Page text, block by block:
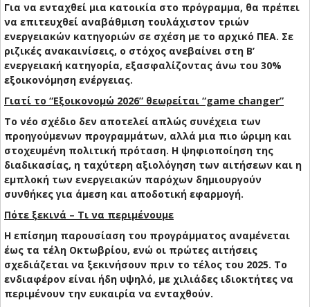
Για να ενταχθεί μια κατοικία στο πρόγραμμα, θα πρέπει
να επιτευχθεί αναβάθμιση τουλάχιστον τριών
ενεργειακών κατηγοριών σε σχέση με το αρχικό ΠΕΑ. Σε
ριζικές ανακαινίσεις, ο στόχος ανεβαίνει στη Β’
ενεργειακή κατηγορία, εξασφαλίζοντας άνω του 30%
εξοικονόμηση ενέργειας.
Γιατί το “Εξοικονομώ 2026” θεωρείται “game changer”
Το νέο σχέδιο δεν αποτελεί απλώς συνέχεια των
προηγούμενων προγραμμάτων, αλλά μια πιο ώριμη και
στοχευμένη πολιτική πρόταση. Η ψηφιοποίηση της
διαδικασίας, η ταχύτερη αξιολόγηση των αιτήσεων και η
εμπλοκή των ενεργειακών παρόχων δημιουργούν
συνθήκες για άμεση και αποδοτική εφαρμογή.
Πότε ξεκινά – Τι να περιμένουμε
Η επίσημη παρουσίαση του προγράμματος αναμένεται
έως τα τέλη Οκτωβρίου, ενώ οι πρώτες αιτήσεις
σχεδιάζεται να ξεκινήσουν πριν το τέλος του 2025. Το
ενδιαφέρον είναι ήδη υψηλό, με χιλιάδες ιδιοκτήτες να
περιμένουν την ευκαιρία να ενταχθούν.